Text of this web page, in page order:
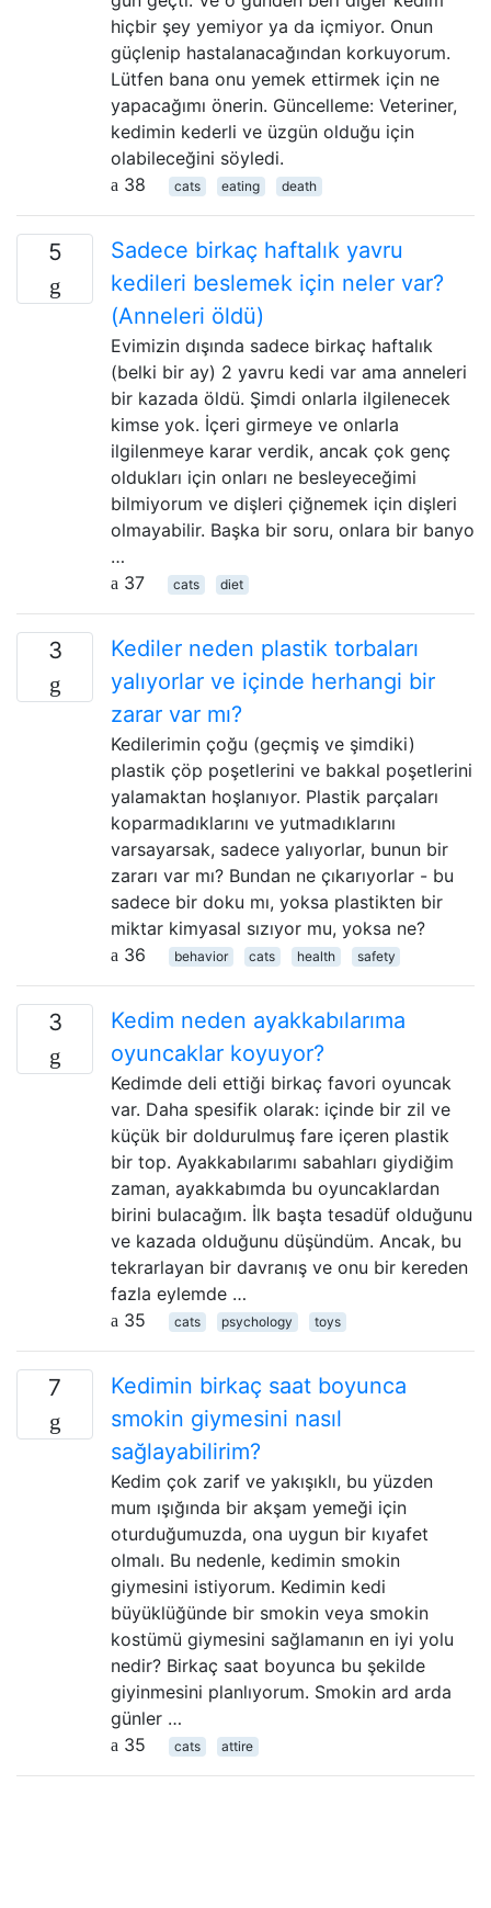
hiçbir şey yemiyor ya da içmiyor. Onun
güçlenip hastalanacağından korkuyorum.
Lütfen bana onu yemek ettirmek için ne
yapacağımı önerin. Güncelleme: Veteriner,
kedimin kederli ve üzgün olduğu için
olabileceğini söyledi.
38
cats eating death
5
Sadece birkaç haftalık yavru
kedileri beslemek için neler var?
(Anneleri öldü)
Evimizin dışında sadece birkaç haftalık
(belki bir ay) 2 yavru kedi var ama anneleri
bir kazada öldü. Şimdi onlarla ilgilenecek
kimse yok. İçeri girmeye ve onlarla
ilgilenmeye karar verdik, ancak çok genç
oldukları için onları ne besleyeceğimi
bilmiyorum ve dişleri çiğnemek için dişleri
olmayabilir. Başka bir soru, onlara bir banyo
…
37
cats diet
3
Kediler neden plastik torbaları
yalıyorlar ve içinde herhangi bir
zarar var mı?
Kedilerimin çoğu (geçmiş ve şimdiki)
plastik çöp poşetlerini ve bakkal poşetlerini
yalamaktan hoşlanıyor. Plastik parçaları
koparmadıklarını ve yutmadıklarını
varsayarsak, sadece yalıyorlar, bunun bir
zararı var mı? Bundan ne çıkarıyorlar - bu
sadece bir doku mı, yoksa plastikten bir
miktar kimyasal sızıyor mu, yoksa ne?
36
behavior cats health safety
3
Kedim neden ayakkabılarıma
oyuncaklar koyuyor?
Kedimde deli ettiği birkaç favori oyuncak
var. Daha spesifik olarak: içinde bir zil ve
küçük bir doldurulmuş fare içeren plastik
bir top. Ayakkabılarımı sabahları giydiğim
zaman, ayakkabımda bu oyuncaklardan
birini bulacağım. İlk başta tesadüf olduğunu
ve kazada olduğunu düşündüm. Ancak, bu
tekrarlayan bir davranış ve onu bir kereden
fazla eylemde …
35
cats psychology toys
7
Kedimin birkaç saat boyunca
smokin giymesini nasıl
sağlayabilirim?
Kedim çok zarif ve yakışıklı, bu yüzden
mum ışığında bir akşam yemeği için
oturduğumuzda, ona uygun bir kıyafet
olmalı. Bu nedenle, kedimin smokin
giymesini istiyorum. Kedimin kedi
büyüklüğünde bir smokin veya smokin
kostümü giymesini sağlamanın en iyi yolu
nedir? Birkaç saat boyunca bu şekilde
giyinmesini planlıyorum. Smokin ard arda
günler …
35
cats attire